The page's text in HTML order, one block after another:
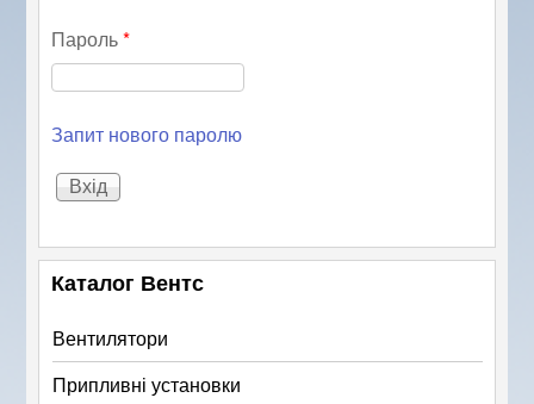
Пароль*
Запит нового паролю
Каталог Вентс
Вентилятори
Припливні установки